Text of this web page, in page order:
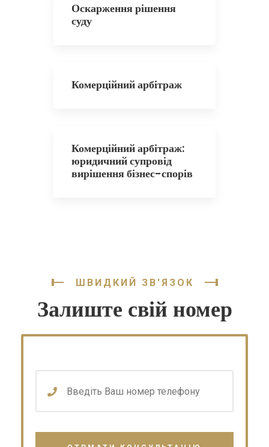
Оскарження рішення
суду
Комерційний арбітраж
Комерційний арбітраж:
юридичний супровід
вирішення бізнес-спорів
ШВИДКИЙ ЗВ'ЯЗОК
Залиште свій номер